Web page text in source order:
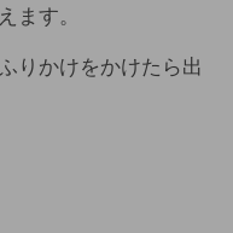
ます。
りかけをかけたら出